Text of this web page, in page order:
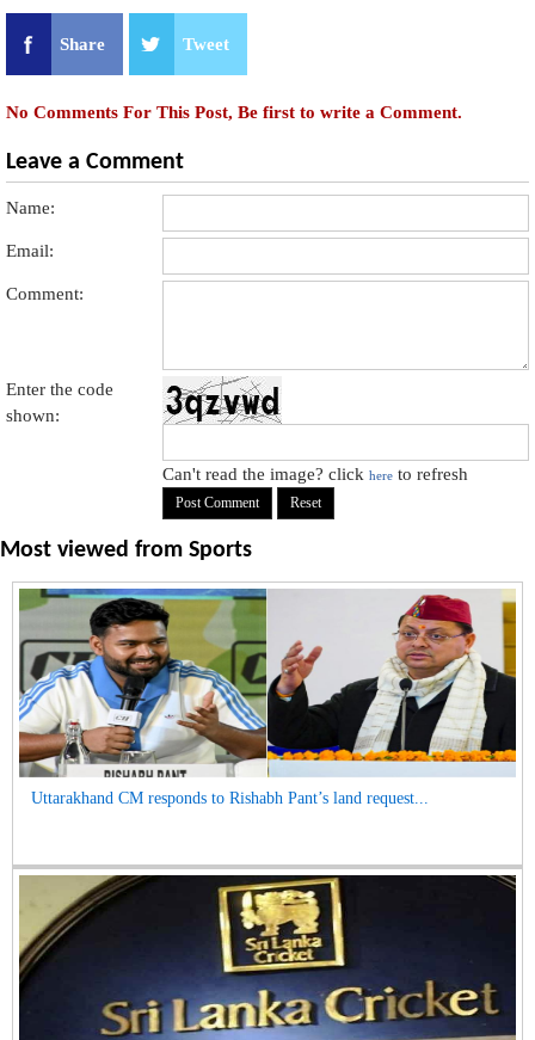
Share Tweet
No Comments For This Post, Be first to write a Comment.
Leave a Comment
Name:
Email:
Comment:
Enter the code
shown:
Can't read the image? clickhere to refresh
Most viewed from Sports
Uttarakhand CM responds to Rishabh Pant’s land request...